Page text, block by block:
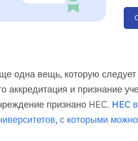
одна вещь, которую
аккредитация и признание
признано HEC. HEC
с которыми